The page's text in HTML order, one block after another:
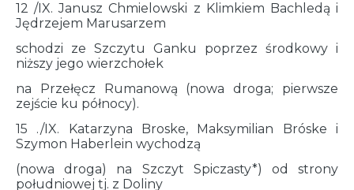
12 /IX. Janusz Chmielowski z Klimkiem Bachledą i
Jędrzejem Marusarzem
schodzi ze Szczytu Ganku poprzez środkowy i
niższy jego wierzchołek
na Przełęcz Rumanową (nowa droga; pierwsze
zejście ku północy).
15 ./IX. Katarzyna Broske, Maksymilian Bróske i
Szymon Haberlein wychodzą
(nowa droga) na Szczyt Spiczasty*) od strony
południowej tj. z Doliny